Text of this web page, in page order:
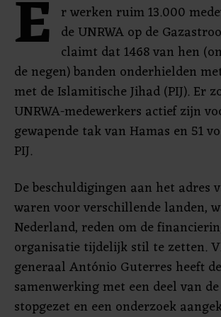
E r werken ruim 13.000
de UNRWA op de
claimt dat 1468 van hen
de negen) banden onderhielden
met de Islamitische Jihad (PIJ). Er
UNRWA-medewerkers actief zijn
gewapende tak van Hamas en 51
PIJ.
De beschuldigingen aan het adres
waren voor verschillende landen,
Nederland, reden om de
organisatie tijdelijk stil te zetten.
generaal António Guterres heeft de
samenwerking met een deel van
stopgezet en een onderzoek